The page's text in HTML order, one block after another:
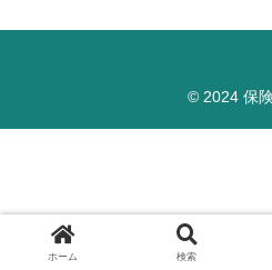
© 2024 保
ホーム 検索